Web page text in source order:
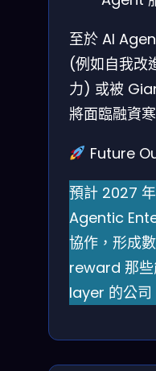
至於 AI
(例如自我
力) 或被
將面臨融資
Future
預計 2027
Agentic
協作，形成
reward 那
layer 的公司